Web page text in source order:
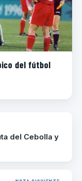
del fútbol
del Cebolla y